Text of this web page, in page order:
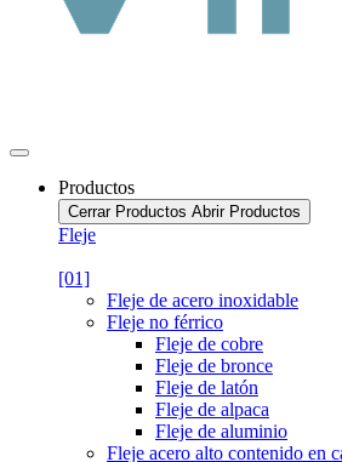
Productos
Cerrar Productos Abrir Productos
Fleje
[01]
Fleje de acero inoxidable
Fleje no férrico
Fleje de cobre
Fleje de bronce
Fleje de latón
Fleje de alpaca
Fleje de aluminio
Fleje acero alto contenido en